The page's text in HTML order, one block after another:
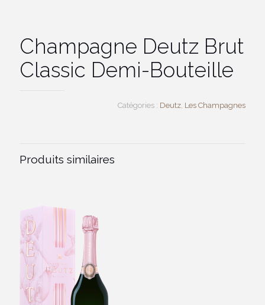
Champagne Deutz Brut
Classic Demi-Bouteille
Catégories : Deutz, Les Champagnes
Produits similaires